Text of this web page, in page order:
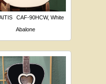
CAF-90HCW, White
Abalone